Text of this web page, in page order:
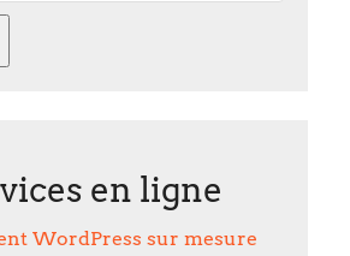
en ligne
WordPress sur mesure